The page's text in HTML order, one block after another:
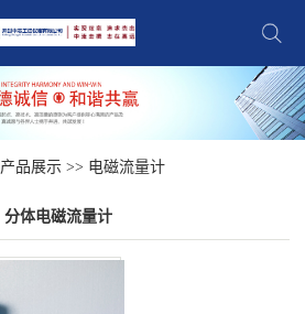
产品展示>> 电磁流量计
分体电磁流量计